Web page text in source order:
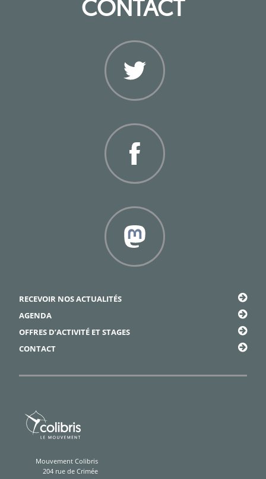
CONTACT
Mouvement Colibris
204 rue de Crimée
RECEVOIR NOS ACTUALITÉS
AGENDA
OFFRES D’ACTIVITÉ ET STAGES
CONTACT